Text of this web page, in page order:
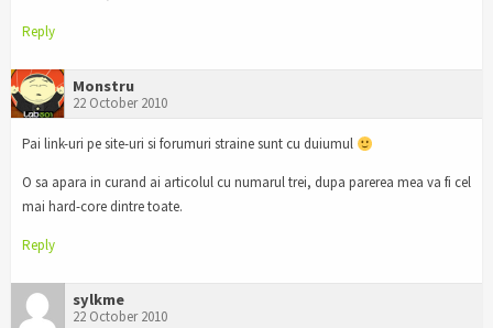
Reply
Monstru
22 October 2010
Pai link-uri pe site-uri si forumuri straine sunt cu duiumul
O sa apara in curand ai articolul cu numarul trei, dupa parerea mea va fi cel
mai hard-core dintre toate.
Reply
sylkme
22 October 2010